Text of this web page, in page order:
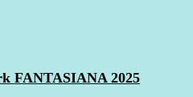
FANTASIANA 2025